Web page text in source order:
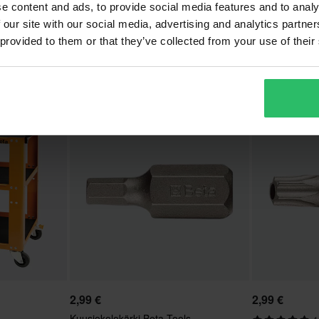
content and ads, to provide social media features and to
site with our social media, advertising and analytics
to them or that they’ve collected from your use of
Alkaen 21,99 € -27%
4 Arvostelut
T-Kahva 6-Kulmanen Hylsy Beta
Tools
Alkaen 18,20 €
26,99 €
Beta Tools
2,99 € 2,99 €